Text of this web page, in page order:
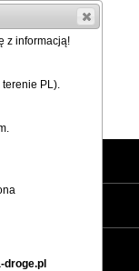
21
z informacją!
PL).
droge.pl